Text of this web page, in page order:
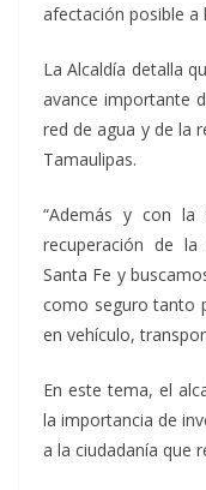
afectación posible a
La Alcaldía detalla
avance importante
red de agua y de la
Tamaulipas.
“Además y con la
recuperación de
Santa Fe y
como seguro tanto
en vehículo,
En este tema, el
la importancia de
a la ciudadanía que